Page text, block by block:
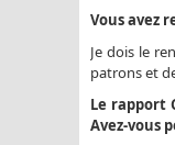
Vous avez
Je dois le
patrons et
Le rapport
Avez-vous